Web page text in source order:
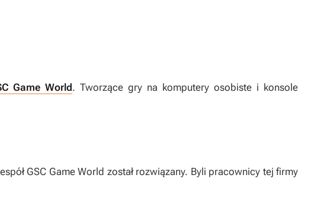
Game World. Tworzące gry na komputery osobiste i konsole
GSC Game World został rozwiązany. Byli pracownicy tej firmy